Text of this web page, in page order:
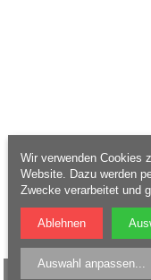
Wir verwenden Cookies
Website. Dazu werden
Zwecke verarbeitet und
Ablehnen
Auswahl anpassen...